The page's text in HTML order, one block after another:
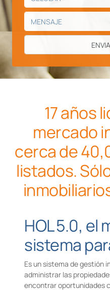
17 años
mercado
cerca de
listados.
HOL 5.0, el
sistema
Es un sistema de gestión
administrar las
encontrar oportunidades